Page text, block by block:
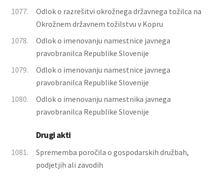
1077.
Odlok o razrešitvi okrožnega državnega tožilca na
Okrožnem državnem tožilstvu v Kopru
1078.
Odlok o imenovanju namestnice javnega
pravobranilca Republike Slovenije
1079.
Odlok o imenovanju namestnice javnega
pravobranilca Republike Slovenije
1080.
Odlok o imenovanju namestnika javnega
pravobranilca Republike Slovenije
Drugi akti
1081.
Sprememba poročila o gospodarskih družbah,
podjetjih ali zavodih